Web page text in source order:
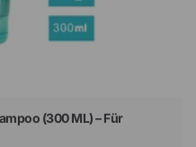
(300 ML) – Für